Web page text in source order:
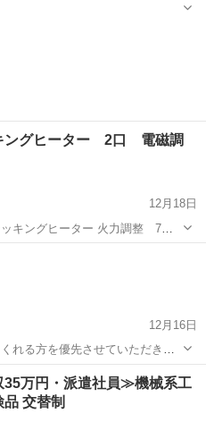
ングヒーター 2口 電磁調
12月18日
キングヒーター 火力調整 7段
12月16日
れる方を優先させていただきま
ン家電 コンロ
万円・派遣社員≫機械系工
交替制